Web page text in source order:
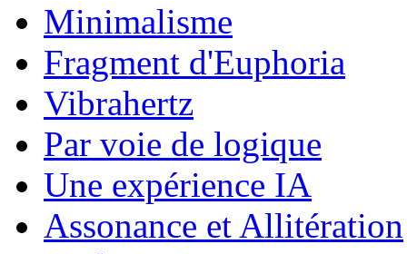
Minimalisme
Fragment d'Euphoria
Vibrahertz
Par voie de logique
Une expérience IA
Assonance et Allitération